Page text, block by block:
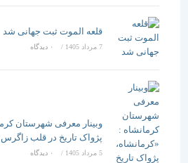
قلعه الموت ثبت جهانی شد
/ ۰ دیدگاه
وبینار معرفی شهرستان کرمانشاه
پژواک تاریخ در قلب زاگرس»
5 مرداد 1405 / ۰ دیدگاه